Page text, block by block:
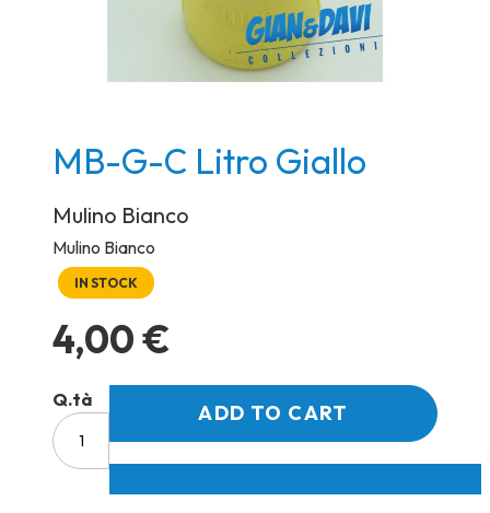
Skip
to
the
beginning
of
the
images
gallery
MB-G-C Litro Giallo
Mulino Bianco
Mulino Bianco
IN STOCK
4,00 €
Q.tà
ADD TO CART